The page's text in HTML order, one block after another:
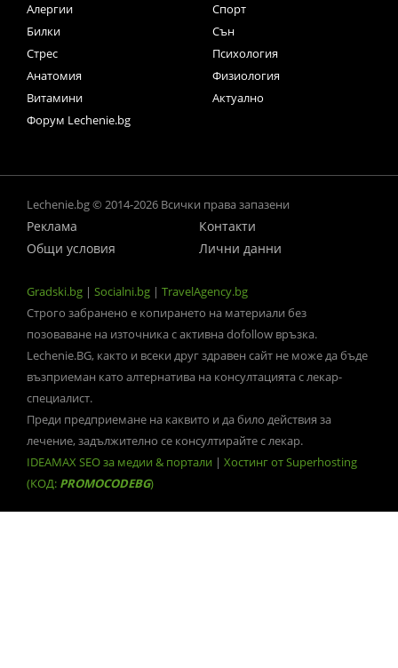
Алергии
Спорт
Билки
Сън
Стрес
Психология
Анатомия
Физиология
Витамини
Актуално
Форум Lechenie.bg
Lechenie.bg © 2014-2026 Всички права запазени
Реклама
Контакти
Общи условия
Лични данни
Gradski.bg | Socialni.bg | TravelAgency.bg
Строго забранено е копирането на материали без
позоваване на източника с активна dofollow връзка.
Lechenie.BG, както и всеки друг здравен сайт не може да бъде
възприеман като алтернатива на консултацията с лекар-
специалист.
Преди предприемане на каквито и да било действия за
лечение, задължително се консултирайте с лекар.
IDEAMAX SEO за медии & портали | Хостинг от Superhosting
(КОД: PROMOCODEBG)